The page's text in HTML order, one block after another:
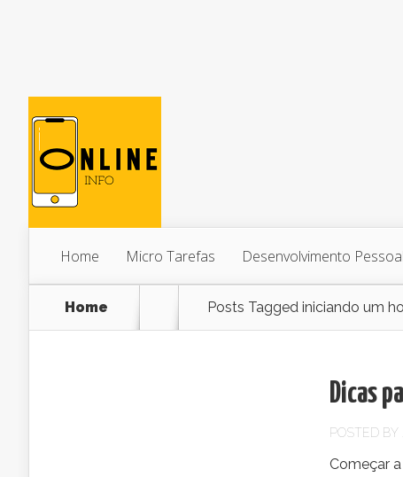
Home Micro Tarefas Desenvolvimento Pessoal
Home Posts Tagged iniciando um
Dicas
POSTED BY
Começar